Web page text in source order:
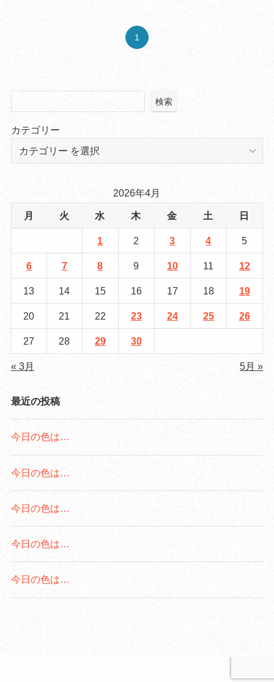
1
検索
カテゴリー
2026年4月
月 火 水 木 金 土 日
1 2 3 4 5
6 7 8 9 10 11 12
13 14 15 16 17 18 19
20 21 22 23 24 25 26
27 28 29 30
« 3月 5月 »
最近の投稿
今日の色は…
今日の色は…
今日の色は…
今日の色は…
今日の色は…